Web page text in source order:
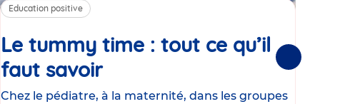
Education positive
Le tummy time : tout ce qu’il
faut savoirArticle
Chez le pédiatre, à la maternité, dans les groupes
Suivantes